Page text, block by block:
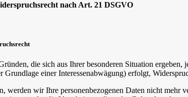
nach Art. 21 DSGVO
die sich aus Ihrer besonderen Situation
Grundlage einer Interessenabwägung) erfolgt,
werden wir Ihre personenbezogenen Daten nicht mehr